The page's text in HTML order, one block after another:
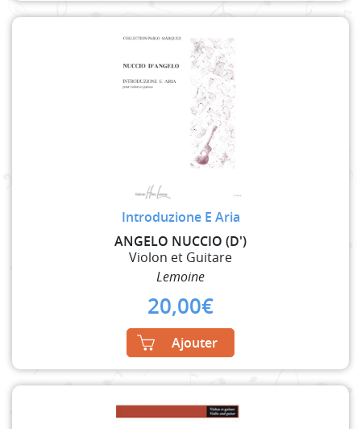
Introduzione E Aria
ANGELO NUCCIO (D')
Violon et Guitare
Lemoine
20,00€
Ajouter